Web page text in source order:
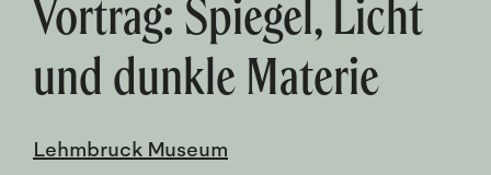
Vortrag: Spiegel, Licht
und dunkle Materie
Lehmbruck Museum